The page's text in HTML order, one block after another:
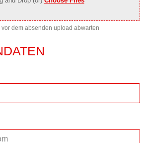
dem absenden upload abwarten